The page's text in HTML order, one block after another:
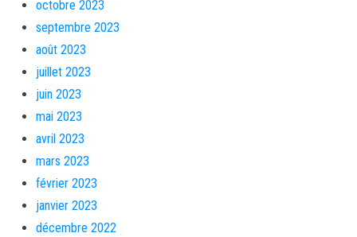
octobre 2023
septembre 2023
août 2023
juillet 2023
juin 2023
mai 2023
avril 2023
mars 2023
février 2023
janvier 2023
décembre 2022